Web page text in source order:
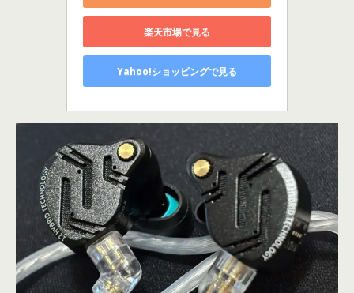
楽天市場で見る
Yahoo!ショッピングで見る